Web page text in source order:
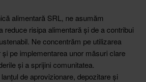
alimentară SRL, ne asumăm
reduce risipa alimentară și de a contribui
Ne concentrăm pe utilizarea
pe implementarea unor măsuri clare
și a sprijini comunitatea.
de aprovizionare, depozitare și